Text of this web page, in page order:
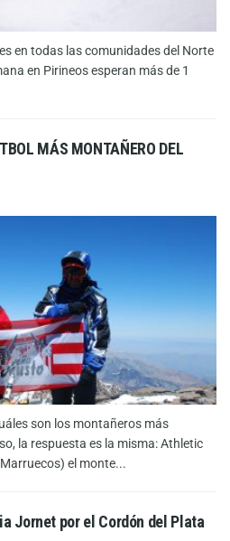
en todas las comunidades del Norte
en Pirineos esperan más de 1
MÁS MONTAÑERO DEL
son los montañeros más
la respuesta es la misma: Athletic
el monte...
Jornet por el Cordón del Plata